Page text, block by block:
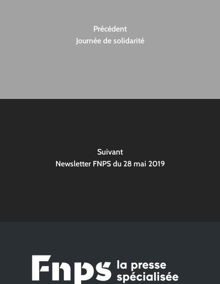
Précédent
Journée de solidarité
Suivant
Newsletter FNPS du 28 mai 2019